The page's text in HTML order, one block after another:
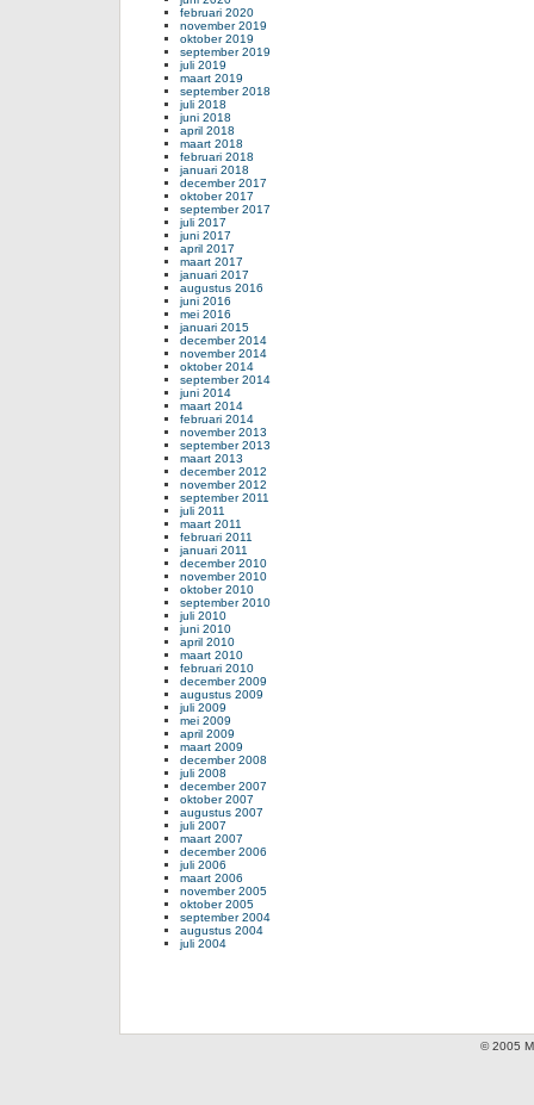
februari 2020
november 2019
oktober 2019
september 2019
juli 2019
maart 2019
september 2018
juli 2018
juni 2018
april 2018
maart 2018
februari 2018
januari 2018
december 2017
oktober 2017
september 2017
juli 2017
juni 2017
april 2017
maart 2017
januari 2017
augustus 2016
juni 2016
mei 2016
januari 2015
december 2014
november 2014
oktober 2014
september 2014
juni 2014
maart 2014
februari 2014
november 2013
september 2013
maart 2013
december 2012
november 2012
september 2011
juli 2011
maart 2011
februari 2011
januari 2011
december 2010
november 2010
oktober 2010
september 2010
juli 2010
juni 2010
april 2010
maart 2010
februari 2010
december 2009
augustus 2009
juli 2009
mei 2009
april 2009
maart 2009
december 2008
juli 2008
december 2007
oktober 2007
augustus 2007
juli 2007
maart 2007
december 2006
juli 2006
maart 2006
november 2005
oktober 2005
september 2004
augustus 2004
juli 2004
© 2005